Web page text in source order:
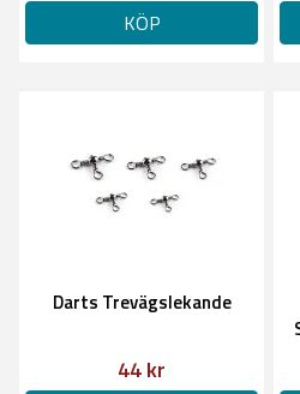
KÖP
Darts Trevägslekande
44 kr